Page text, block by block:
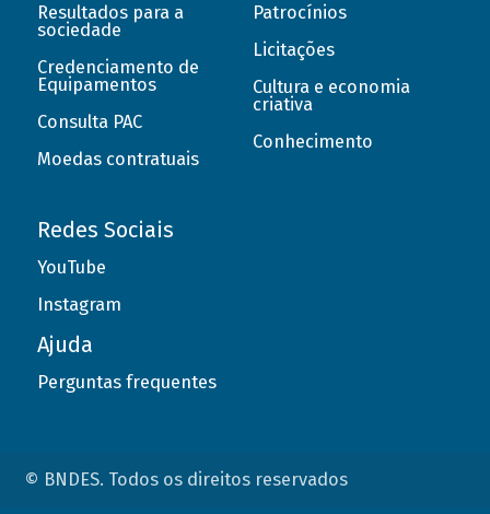
Resultados para a
sociedade
Credenciamento de
Equipamentos
Consulta PAC
Moedas contratuais
Patrocínios
Licitações
Cultura e economia
criativa
Conhecimento
Redes Sociais
YouTube
Instagram
Ajuda
Perguntas frequentes
© BNDES. Todos os direitos reservados